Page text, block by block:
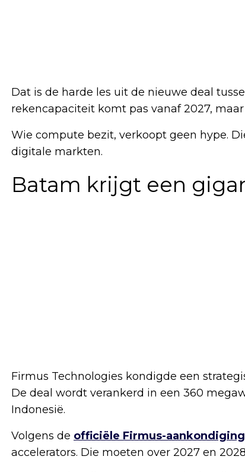
Dat is de harde les uit de nieuwe deal
rekencapaciteit komt pas vanaf 2027,
Wie compute bezit, verkoopt geen hype.
digitale markten.
Batam krijgt een
Firmus Technologies kondigde een
De deal wordt verankerd in een 360
Indonesië.
Volgens de officiële Firmus-aankondiging
accelerators. Die moeten over 2027 en